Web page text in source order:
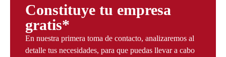
Constituye tu empresa
gratis​*
En nuestra primera toma de contacto, analizaremos al
detalle tus necesidades, para que puedas llevar a cabo